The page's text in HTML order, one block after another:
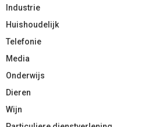
Industrie
Huishoudelijk
Telefonie
Media
Onderwijs
Dieren
Wijn